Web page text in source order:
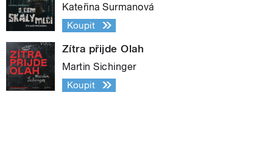
Kateřina Surmanová
Koupit
Zítra přijde Olah
Martin Sichinger
Koupit